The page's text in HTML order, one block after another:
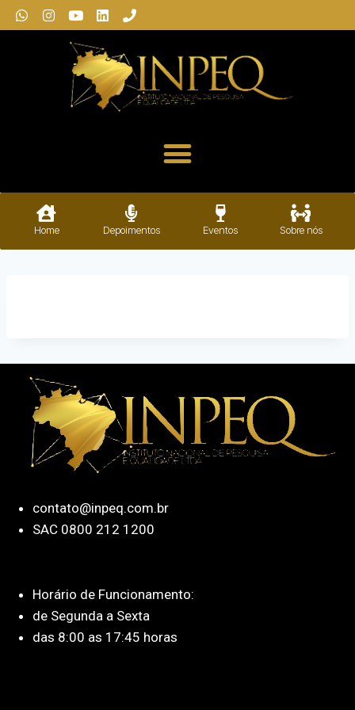
Home Depoimentos Eventos Sobre nós
contato@inpeq.com.br
SAC 0800 212 1200
Horário de Funcionamento:
de Segunda a Sexta
das 8:00 as 17:45 horas